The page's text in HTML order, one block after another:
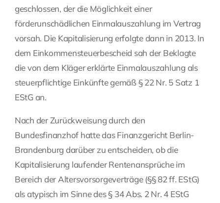
geschlossen, der die Möglichkeit einer
förderunschädlichen Einmalauszahlung im Vertrag
vorsah. Die Kapitalisierung erfolgte dann in 2013. In
dem Einkommensteuerbescheid sah der Beklagte
die von dem Kläger erklärte Einmalauszahlung als
steuerpflichtige Einkünfte gemäß § 22 Nr. 5 Satz 1
EStG an.
Nach der Zurückweisung durch den
Bundesfinanzhof hatte das Finanzgericht Berlin-
Brandenburg darüber zu entscheiden, ob die
Kapitalisierung laufender Rentenansprüche im
Bereich der Altersvorsorgeverträge (§§ 82 ff. EStG)
als atypisch im Sinne des § 34 Abs. 2 Nr. 4 EStG